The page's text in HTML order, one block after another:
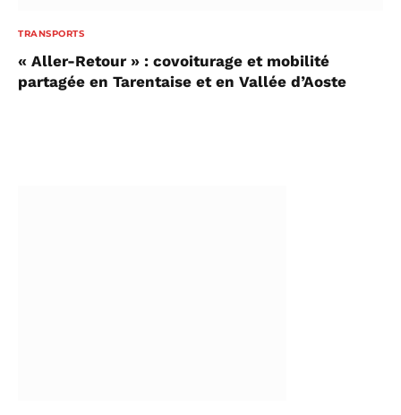
TRANSPORTS
« Aller-Retour » : covoiturage et mobilité
partagée en Tarentaise et en Vallée d’Aoste